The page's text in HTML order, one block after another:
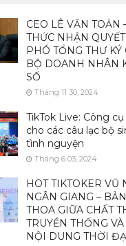
CEO LÊ VĂN TOẢN
THỨC NHẬN
PHÓ TỔNG THƯ KÝ
BỘ DOANH NHÂN
SỐ
Tháng 11 30, 2024
TikTok Live: Công
cho các câu lạc bộ
tình nguyện
Tháng 6 03, 2024
HOT TIKTOKER VŨ
NGÂN GIANG –
THOA GIỮA CHẤT
TRUYỀN THỐNG
NỘI DUNG THỜI